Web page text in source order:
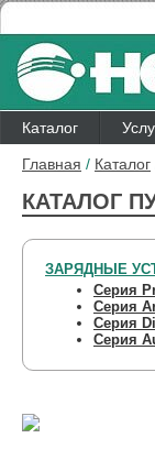
Каталог
Главная / Каталог
КАТАЛОГ
ЗАРЯДНЫЕ
Серия
Серия
Серия
Серия